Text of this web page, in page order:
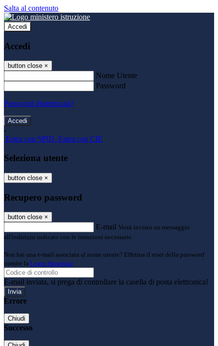
Salta al contenuto
Accedi
Accedi
button close ×
Nome Utente
Password
Password dimenticata?
-
Entra con SPID Entra con CIE
Seleziona utente
button close ×
Recupero password
button close ×
E-mail Verrà inviato un messaggio
all'indirizzo indicato con le istruzioni necessarie.
Non hai una e-mail associata al nome utente? Effettua il reset della password
tramite la Login Spaggiari
E-mail inviata, si prega di controllare la casella di posta elettronica!
Errore
Chiudi
Successo